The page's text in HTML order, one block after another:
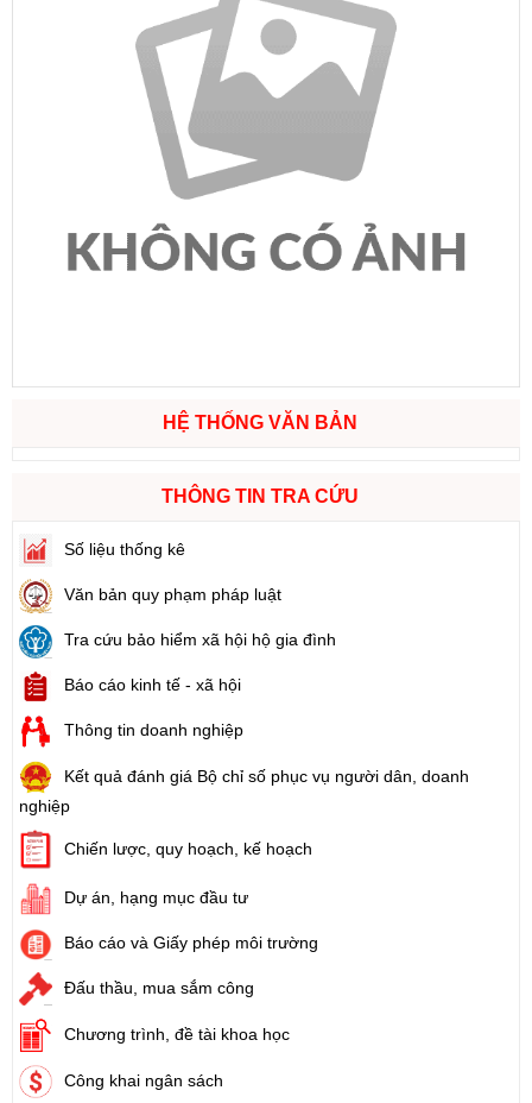
HỆ THỐNG VĂN BẢN
THÔNG TIN TRA CỨU
Số liệu thống kê
Văn bản quy phạm pháp luật
Tra cứu bảo hiểm xã hội hộ gia đình
Báo cáo kinh tế - xã hội
Thông tin doanh nghiệp
Kết quả đánh giá Bộ chỉ số phục vụ người dân, doanh
nghiệp
Chiến lược, quy hoạch, kế hoạch
Dự án, hạng mục đầu tư
Báo cáo và Giấy phép môi trường
Đấu thầu, mua sắm công
Chương trình, đề tài khoa học
Công khai ngân sách